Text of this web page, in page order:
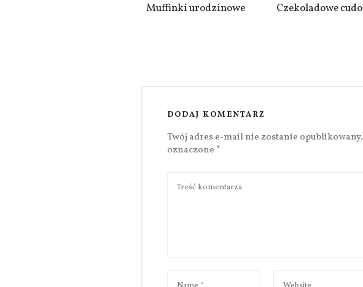
Muffinki urodzinowe Czekoladowe cudo
DODAJ KOMENTARZ
Twój adres e-mail nie zostanie opublikowany.
oznaczone *